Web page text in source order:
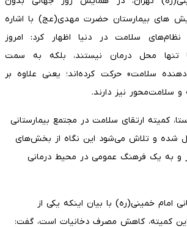
های بیمارستان حضرت مهدی(عج) با اشاره
سلامت در دنیا اظهار کرد: امروز
تنها محل درمان نیستند، بلکه به سمت
دهنده سلامت» حرکت کرده‌اند؛ یعنی علاوه بر
و سلامت‌محور نیز دارند.
کمیته ارتقای سلامت در مجتمع بیمارستانی
شده و تلاش می‌شود این نگاه از بخش‌های
و به یک فرهنگ عمومی در محیط درمانی
امام خمینی(ره) با بیان اینکه یکی از
کمیته، کاهش مصرف دخانیات است، گفت: